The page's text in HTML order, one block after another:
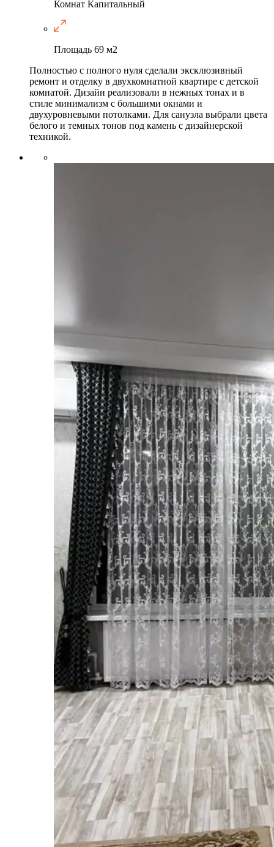
Комнат Капитальный
Площадь 69 м2
Полностью с полного нуля сделали эксклюзивный
ремонт и отделку в двухкомнатной квартире с детской
комнатой. Дизайн реализовали в нежных тонах и в
стиле минимализм с большими окнами и
двухуровневыми потолками. Для санузла выбрали цвета
белого и темных тонов под камень с дизайнерской
техникой.